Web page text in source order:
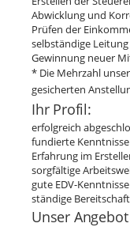
Abwicklung und
Prüfen der
selbständige
Gewinnung neuer
* Die Mehrzahl
gesicherten
Ihr Profil:
erfolgreich
fundierte
Erfahrung im
sorgfältige
gute EDV-Kenntnisse
ständige
Unser